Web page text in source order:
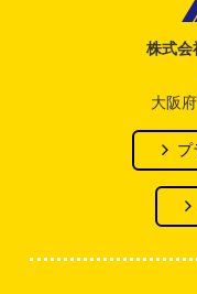
株式会
大阪
プ